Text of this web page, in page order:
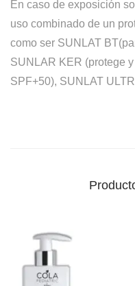
En caso de exposición
uso combinado de un
como ser SUNLAT
SUNLAR KER (protege
SPF+50), SUNLAT